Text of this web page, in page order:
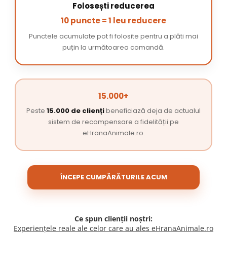
Folosești reducerea
10 puncte = 1 leu reducere
Punctele acumulate pot fi folosite pentru a plăti mai
puțin la următoarea comandă.
15.000+
Peste 15.000 de cliențibeneficiază deja de actualul
sistem de recompensare a fidelității pe
eHranaAnimale.ro.
ÎNCEPE CUMPĂRĂTURILE ACUM
Ce spun clienții noștri:
Experiențele reale ale celor care au ales eHranaAnimale.ro